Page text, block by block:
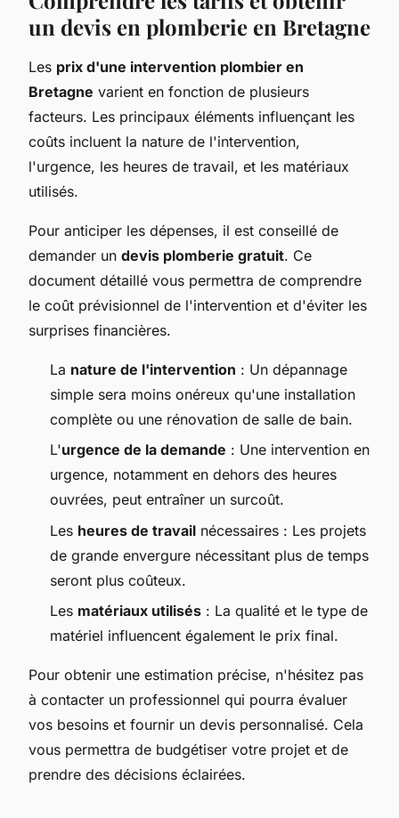
un devis en plomberie en Bretagne
Les prix d'une intervention plombier en
Bretagne varient en fonction de plusieurs
facteurs. Les principaux éléments influençant les
coûts incluent la nature de l'intervention,
l'urgence, les heures de travail, et les matériaux
utilisés.
Pour anticiper les dépenses, il est conseillé de
demander un devis plomberie gratuit. Ce
document détaillé vous permettra de comprendre
le coût prévisionnel de l'intervention et d'éviter les
surprises financières.
La nature de l'intervention : Un dépannage
simple sera moins onéreux qu'une installation
complète ou une rénovation de salle de bain.
L'urgence de la demande : Une intervention en
urgence, notamment en dehors des heures
ouvrées, peut entraîner un surcoût.
Les heures de travail nécessaires : Les projets
de grande envergure nécessitant plus de temps
seront plus coûteux.
Les matériaux utilisés : La qualité et le type de
matériel influencent également le prix final.
Pour obtenir une estimation précise, n'hésitez pas
à contacter un professionnel qui pourra évaluer
vos besoins et fournir un devis personnalisé. Cela
vous permettra de budgétiser votre projet et de
prendre des décisions éclairées.